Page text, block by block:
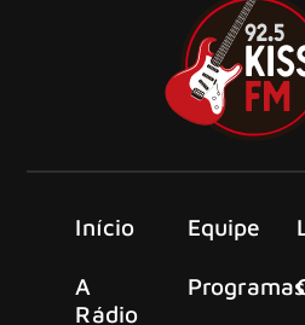
Início
A
Rádio
Equipe
Programas